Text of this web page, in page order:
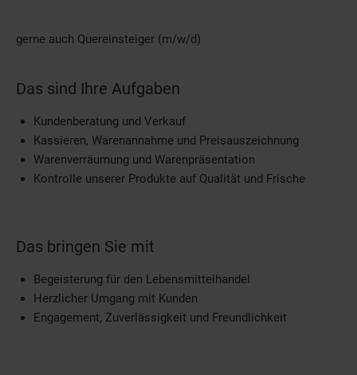
gerne auch Quereinsteiger (m/w/d)
Das sind Ihre Aufgaben
Kundenberatung und Verkauf
Kassieren, Warenannahme und Preisauszeichnung
Warenverräumung und Warenpräsentation
Kontrolle unserer Produkte auf Qualität und Frische
Das bringen Sie mit
Begeisterung für den Lebensmittelhandel
Herzlicher Umgang mit Kunden
Engagement, Zuverlässigkeit und Freundlichkeit